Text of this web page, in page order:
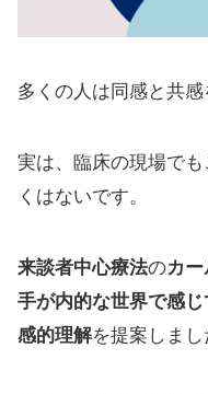
多くの人は同感と共感
実は、臨床の現場で
くはないです。
来談者中心療法のカ
手が内的な世界で感
感的理解を提案しまし